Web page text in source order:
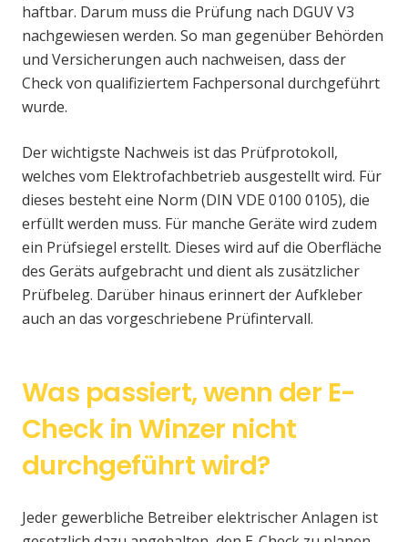
haftbar. Darum muss die Prüfung nach DGUV V3
nachgewiesen werden. So man gegenüber Behörden
und Versicherungen auch nachweisen, dass der
Check von qualifiziertem Fachpersonal durchgeführt
wurde.
Der wichtigste Nachweis ist das Prüfprotokoll,
welches vom Elektrofachbetrieb ausgestellt wird. Für
dieses besteht eine Norm (DIN VDE 0100 0105), die
erfüllt werden muss. Für manche Geräte wird zudem
ein Prüfsiegel erstellt. Dieses wird auf die Oberfläche
des Geräts aufgebracht und dient als zusätzlicher
Prüfbeleg. Darüber hinaus erinnert der Aufkleber
auch an das vorgeschriebene Prüfintervall.
Was passiert, wenn der E-
Check in Winzer nicht
durchgeführt wird?
Jeder gewerbliche Betreiber elektrischer Anlagen ist